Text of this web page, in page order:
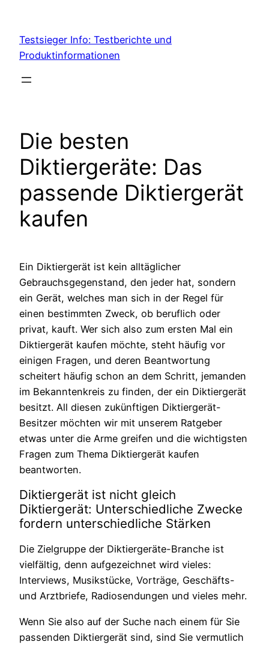
content
Testsieger Info: Testberichte und
Produktinformationen
Die besten
Diktiergeräte: Das
passende Diktiergerät
kaufen
Ein Diktiergerät ist kein alltäglicher
Gebrauchsgegenstand, den jeder hat, sondern
ein Gerät, welches man sich in der Regel für
einen bestimmten Zweck, ob beruflich oder
privat, kauft. Wer sich also zum ersten Mal ein
Diktiergerät kaufen möchte, steht häufig vor
einigen Fragen, und deren Beantwortung
scheitert häufig schon an dem Schritt, jemanden
im Bekanntenkreis zu finden, der ein Diktiergerät
besitzt. All diesen zukünftigen Diktiergerät-
Besitzer möchten wir mit unserem Ratgeber
etwas unter die Arme greifen und die wichtigsten
Fragen zum Thema Diktiergerät kaufen
beantworten.
Diktiergerät ist nicht gleich
Diktiergerät: Unterschiedliche Zwecke
fordern unterschiedliche Stärken
Die Zielgruppe der Diktiergeräte-Branche ist
vielfältig, denn aufgezeichnet wird vieles:
Interviews, Musikstücke, Vorträge, Geschäfts-
und Arztbriefe, Radiosendungen und vieles mehr.
Wenn Sie also auf der Suche nach einem für Sie
passenden Diktiergerät sind, sind Sie vermutlich